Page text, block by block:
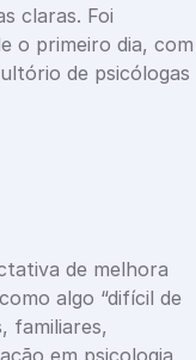
claras. Foi
o primeiro dia, com
de psicólogas
de melhora
algo “difícil de
familiares,
em psicologia